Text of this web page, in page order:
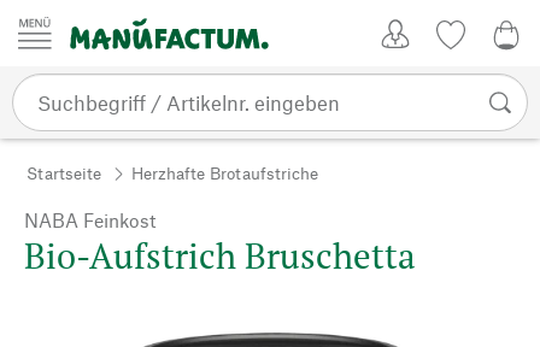
Zum Inhalt springen
Startseite Herzhafte Brotaufstriche
NABA Feinkost
Bio-Aufstrich Bruschetta